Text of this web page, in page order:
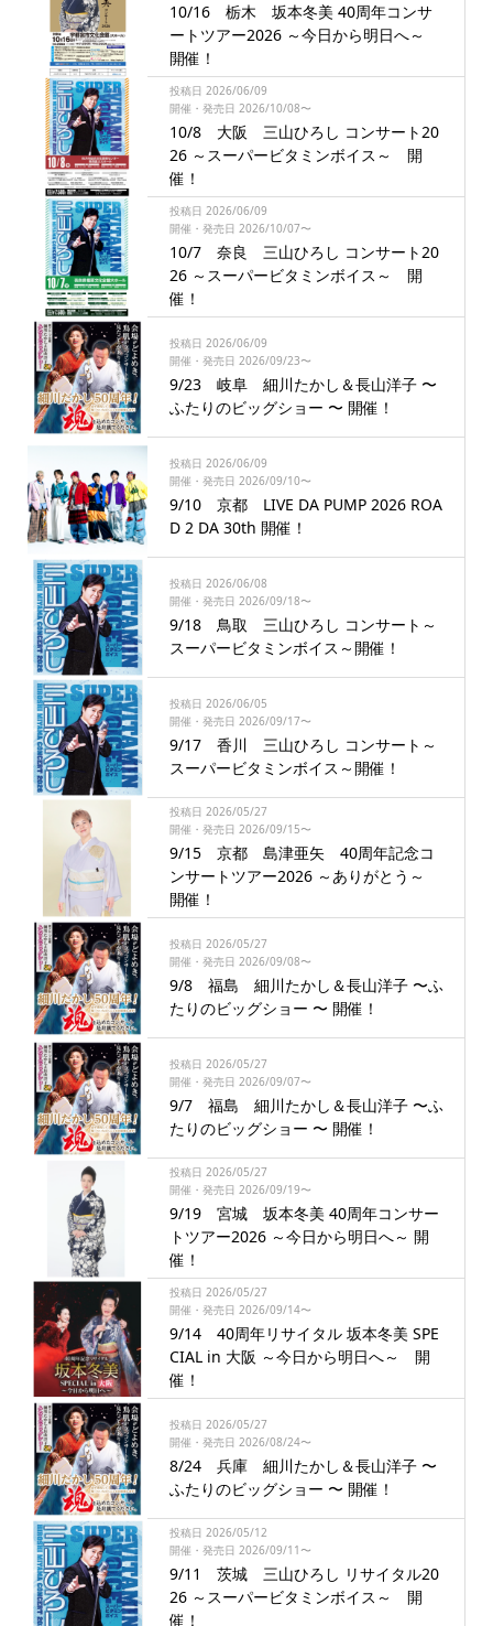
10/16 栃木 坂本冬美 40周年コンサ
ートツアー2026 ～今日から明日へ～
開催！
投稿日 2026/06/09
開催・発売日 2026/10/08〜
10/8 大阪 三山ひろし コンサート20
26 ～スーパービタミンボイス～ 開
催！
投稿日 2026/06/09
開催・発売日 2026/10/07〜
10/7 奈良 三山ひろし コンサート20
26 ～スーパービタミンボイス～ 開
催！
投稿日 2026/06/09
開催・発売日 2026/09/23〜
9/23 岐阜 細川たかし＆長山洋子 〜
ふたりのビッグショー 〜 開催！
投稿日 2026/06/09
開催・発売日 2026/09/10〜
9/10 京都 LIVE DA PUMP 2026 ROA
D 2 DA 30th 開催！
投稿日 2026/06/08
開催・発売日 2026/09/18〜
9/18 鳥取 三山ひろし コンサート～
スーパービタミンボイス～開催！
投稿日 2026/06/05
開催・発売日 2026/09/17〜
9/17 香川 三山ひろし コンサート～
スーパービタミンボイス～開催！
投稿日 2026/05/27
開催・発売日 2026/09/15〜
9/15 京都 島津亜矢 40周年記念コ
ンサートツアー2026 ～ありがとう～
開催！
投稿日 2026/05/27
開催・発売日 2026/09/08〜
9/8 福島 細川たかし＆長山洋子 〜ふ
たりのビッグショー 〜 開催！
投稿日 2026/05/27
開催・発売日 2026/09/07〜
9/7 福島 細川たかし＆長山洋子 〜ふ
たりのビッグショー 〜 開催！
投稿日 2026/05/27
開催・発売日 2026/09/19〜
9/19 宮城 坂本冬美 40周年コンサー
トツアー2026 ～今日から明日へ～ 開
催！
投稿日 2026/05/27
開催・発売日 2026/09/14〜
9/14 40周年リサイタル 坂本冬美 SPE
CIAL in 大阪 ～今日から明日へ～ 開
催！
投稿日 2026/05/27
開催・発売日 2026/08/24〜
8/24 兵庫 細川たかし＆長山洋子 〜
ふたりのビッグショー 〜 開催！
投稿日 2026/05/12
開催・発売日 2026/09/11〜
9/11 茨城 三山ひろし リサイタル20
26 ～スーパービタミンボイス～ 開
催！